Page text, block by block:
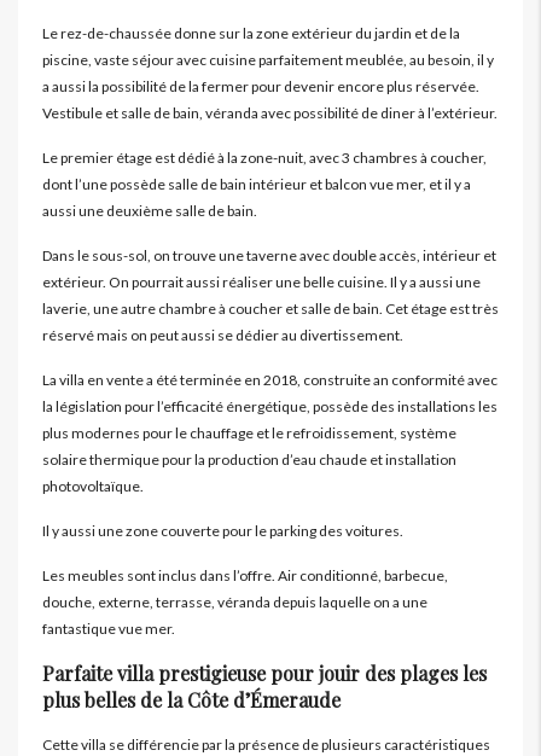
Le rez-de-chaussée donne sur la zone extérieur du jardin et de la
piscine, vaste séjour avec cuisine parfaitement meublée, au besoin, il y
a aussi la possibilité de la fermer pour devenir encore plus réservée.
Vestibule et salle de bain, véranda avec possibilité de diner à l’extérieur.
Le premier étage est dédié à la zone-nuit, avec 3 chambres à coucher,
dont l’une possède salle de bain intérieur et balcon vue mer, et il y a
aussi une deuxième salle de bain.
Dans le sous-sol, on trouve une taverne avec double accès, intérieur et
extérieur. On pourrait aussi réaliser une belle cuisine. Il y a aussi une
laverie, une autre chambre à coucher et salle de bain. Cet étage est très
réservé mais on peut aussi se dédier au divertissement.
La villa en vente a été terminée en 2018, construite an conformité avec
la législation pour l’efficacité énergétique, possède des installations les
plus modernes pour le chauffage et le refroidissement, système
solaire thermique pour la production d’eau chaude et installation
photovoltaïque.
Il y aussi une zone couverte pour le parking des voitures.
Les meubles sont inclus dans l’offre. Air conditionné, barbecue,
douche, externe, terrasse, véranda depuis laquelle on a une
fantastique vue mer.
Parfaite villa prestigieuse pour jouir des plages les
plus belles de la Côte d’Émeraude
Cette villa se différencie par la présence de plusieurs caractéristiques